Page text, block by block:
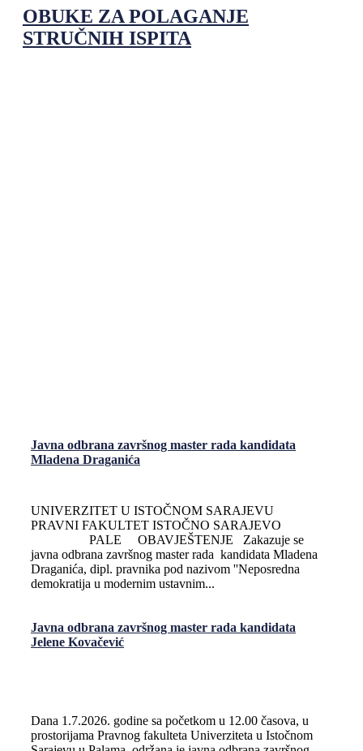
OBUKE ZA POLAGANJE
STRUČNIH ISPITA
Javna odbrana završnog master rada kandidata
Mladena Draganića
UNIVERZITET U ISTOČNOM SARAJEVU
PRAVNI FAKULTET ISTOČNO SARAJEVO
PALE OBAVJEŠTENJE Zakazuje se
javna odbrana završnog master rada kandidata Mladena
Draganića, dipl. pravnika pod nazivom ''Neposredna
demokratija u modernim ustavnim...
Javna odbrana završnog master rada kandidata
Jelene Kovačević
Dana 1.7.2026. godine sa početkom u 12.00 časova, u
prostorijama Pravnog fakulteta Univerziteta u Istočnom